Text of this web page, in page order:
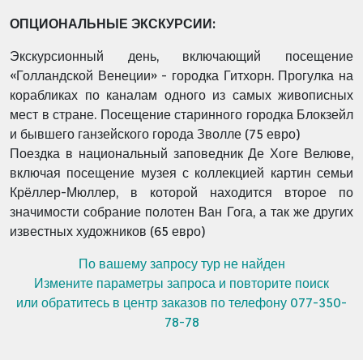
ОПЦИОНАЛЬНЫЕ ЭКСКУРСИИ:
Экскурсионный день, включающий посещение
«Голландской Венеции» - городка Гитхорн. Прогулка на
корабликах по каналам одного из самых живописных
мест в стране. Посещение старинного городка Блокзейл
и бывшего ганзейского города Зволле (75 евро)
Поездка в национальный заповедник Де Хоге Велюве,
включая посещение музея с коллекцией картин семьи
Крёллер-Мюллер, в которой находится второе по
значимости собрание полотен Ван Гога, а так же других
известных художников (65 евро)
По вашему запросу тур не найден
Измените параметры запроса и повторите поиск
или обратитесь в центр заказов по телефону 077-350-
78-78